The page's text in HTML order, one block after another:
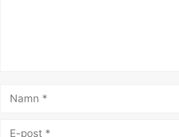
Namn